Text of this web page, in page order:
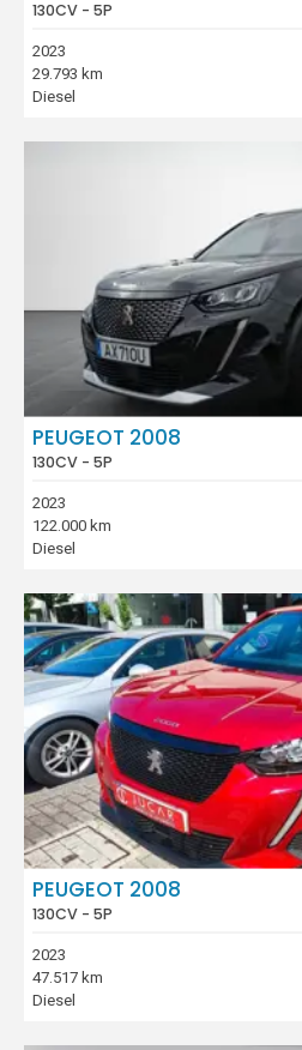
130CV - 5P
2023
29.793 km
Diesel
PEUGEOT 2008
130CV - 5P
2023
122.000 km
Diesel
PEUGEOT 2008
130CV - 5P
2023
47.517 km
Diesel